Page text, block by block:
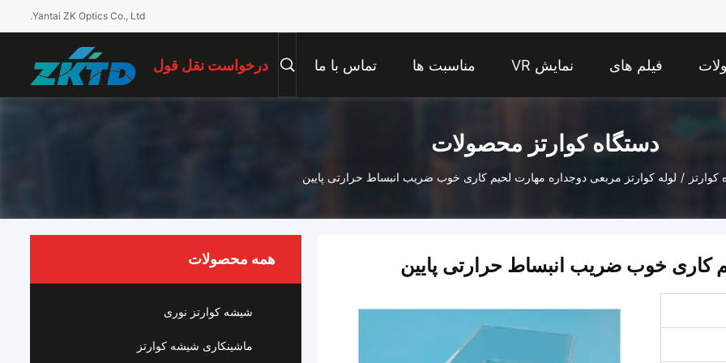
Yantai ZK Optics Co., Ltd.
فیلم های نمایش VR مناسبت ها تماس با ما درخواست نقل قول
دستگاه کوارتز محصولات
کوارتز / لوله کوارتز مربعی دوجداره مهارت لحیم کاری خوب ضریب انبساط حرارتی پایین
همه محصولات
شیشه کوارتز نوری
ماشینکاری شیشه کوارتز
کاری خوب ضریب انبساط حرارتی پایین